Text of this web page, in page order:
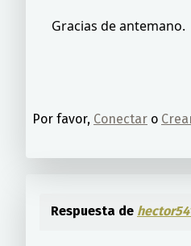
Gracias de antemano.
Por favor, Conectar o
Respuesta de